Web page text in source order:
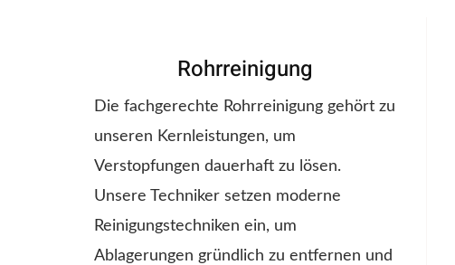
Rohrreinigung
Die fachgerechte Rohrreinigung gehört zu
unseren Kernleistungen, um
Verstopfungen dauerhaft zu lösen.
Unsere Techniker setzen moderne
Reinigungstechniken ein, um
Ablagerungen gründlich zu entfernen und